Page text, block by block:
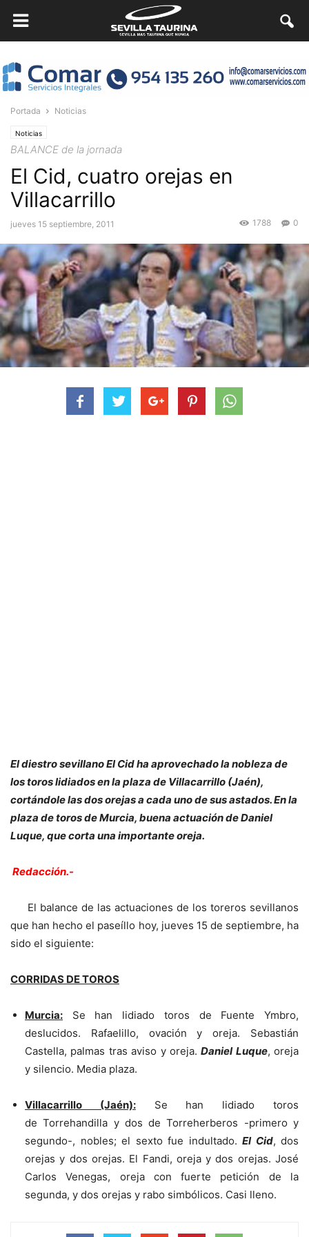
Portada Noticias
Noticias
BALANCE de la jornada
El Cid, cuatro orejas en
Villacarrillo
jueves 15 septiembre, 2011 0
1788
El diestro sevillano El Cid ha aprovechado la nobleza de
los toros lidiados en la plaza de Villacarrillo (Jaén),
cortándole las dos orejas a cada uno de sus astados. En la
plaza de toros de Murcia, buena actuación de Daniel
Luque, que corta una importante oreja.
Redacción.-
El balance de las actuaciones de los toreros sevillanos
que han hecho el paseíllo hoy, jueves 15 de septiembre, ha
sido el siguiente:
CORRIDAS DE TOROS
Murcia: Se han lidiado toros de Fuente Ymbro,
deslucidos. Rafaelillo, ovación y oreja. Sebastián
Castella, palmas tras aviso y oreja.Daniel Luque, oreja
y silencio. Media plaza.
Villacarrillo (Jaén):Se han lidiado toros
de Torrehandilla y dos de Torreherberos -primero y
segundo-, nobles; el sexto fue indultado. El Cid, dos
orejas y dos orejas. El Fandi, oreja y dos orejas. José
Carlos Venegas, oreja con fuerte petición de la
segunda, y dos orejas y rabo simbólicos. Casi lleno.